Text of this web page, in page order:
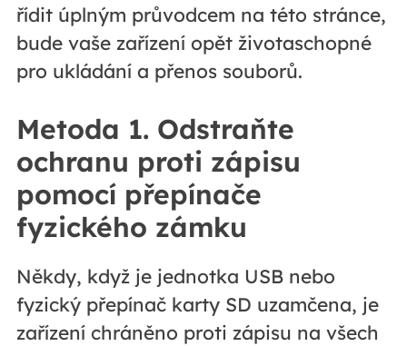
řídit úplným průvodcem na této stránce,
bude vaše zařízení opět životaschopné
pro ukládání a přenos souborů.
Metoda 1. Odstraňte
ochranu proti zápisu
pomocí přepínače
fyzického zámku
Někdy, když je jednotka USB nebo
fyzický přepínač karty SD uzamčena, je
zařízení chráněno proti zápisu na všech